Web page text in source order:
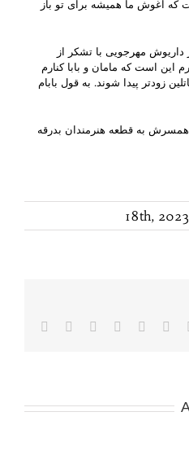
آغوش ما همیشه برای تو باز
داریوش مهرجویی با تشکر از
این است که مامان و بابا کنارم
زودتر پیدا شوند.‌ به قول بابام
همسرش به قطعه هنرمندان بدرقه
Reddit
LinkedIn
WhatsApp
Tumblr
Pinterest